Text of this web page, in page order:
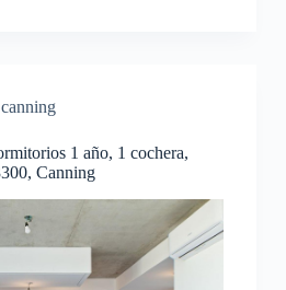
1 año, 1 cochera,
Canning